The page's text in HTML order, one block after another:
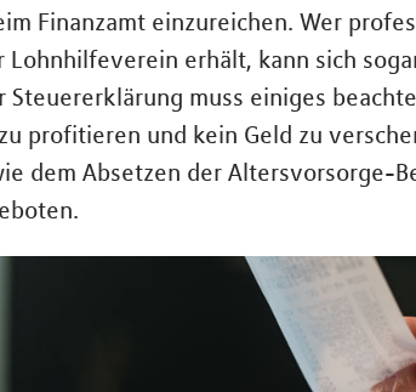
Finanzamt einzureichen. Wer
Lohnhilfeverein erhält, kann sich
Steuererklärung muss einiges
profitieren und kein Geld zu
dem Absetzen der Altersvorsorge-